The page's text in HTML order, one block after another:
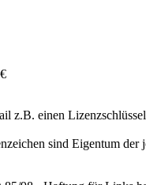
z.B. einen
sind Eigentum